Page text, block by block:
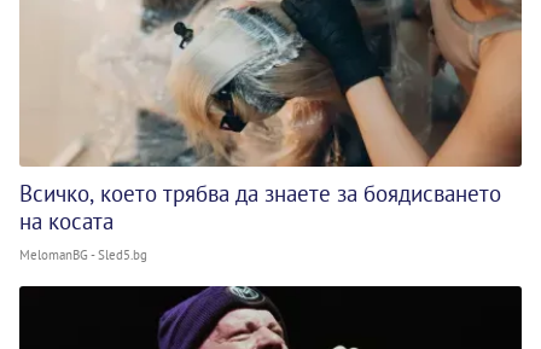
Всичко, което трябва да знаете за боядисването
на косата
MelomanBG - Sled5.bg